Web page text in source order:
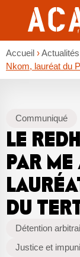
Accueil ›Actualités
Nkom, lauréat du
Communiqué
LE
PAR
DU
Détention
Justice et